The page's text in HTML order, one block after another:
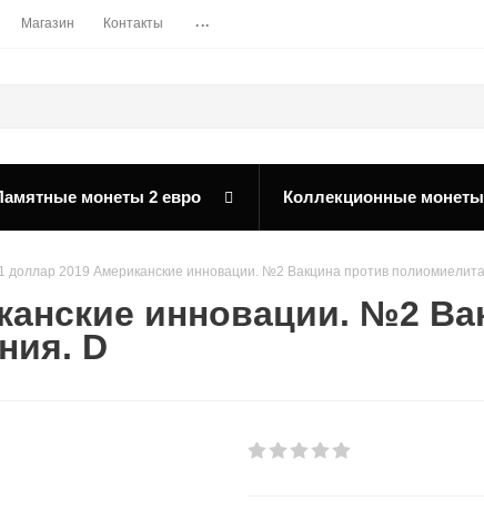
Магазин Контакты ...
монеты 2 евро Коллекционные
2019 Американские инновации. №2 Вакцина против
инновации. №2
D